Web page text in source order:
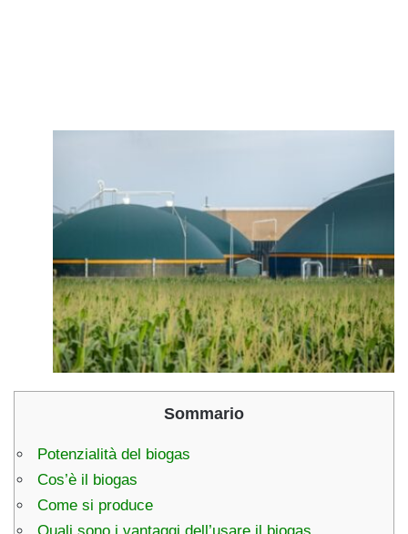
Sommario
Potenzialità del biogas
Cos’è il biogas
Come si produce